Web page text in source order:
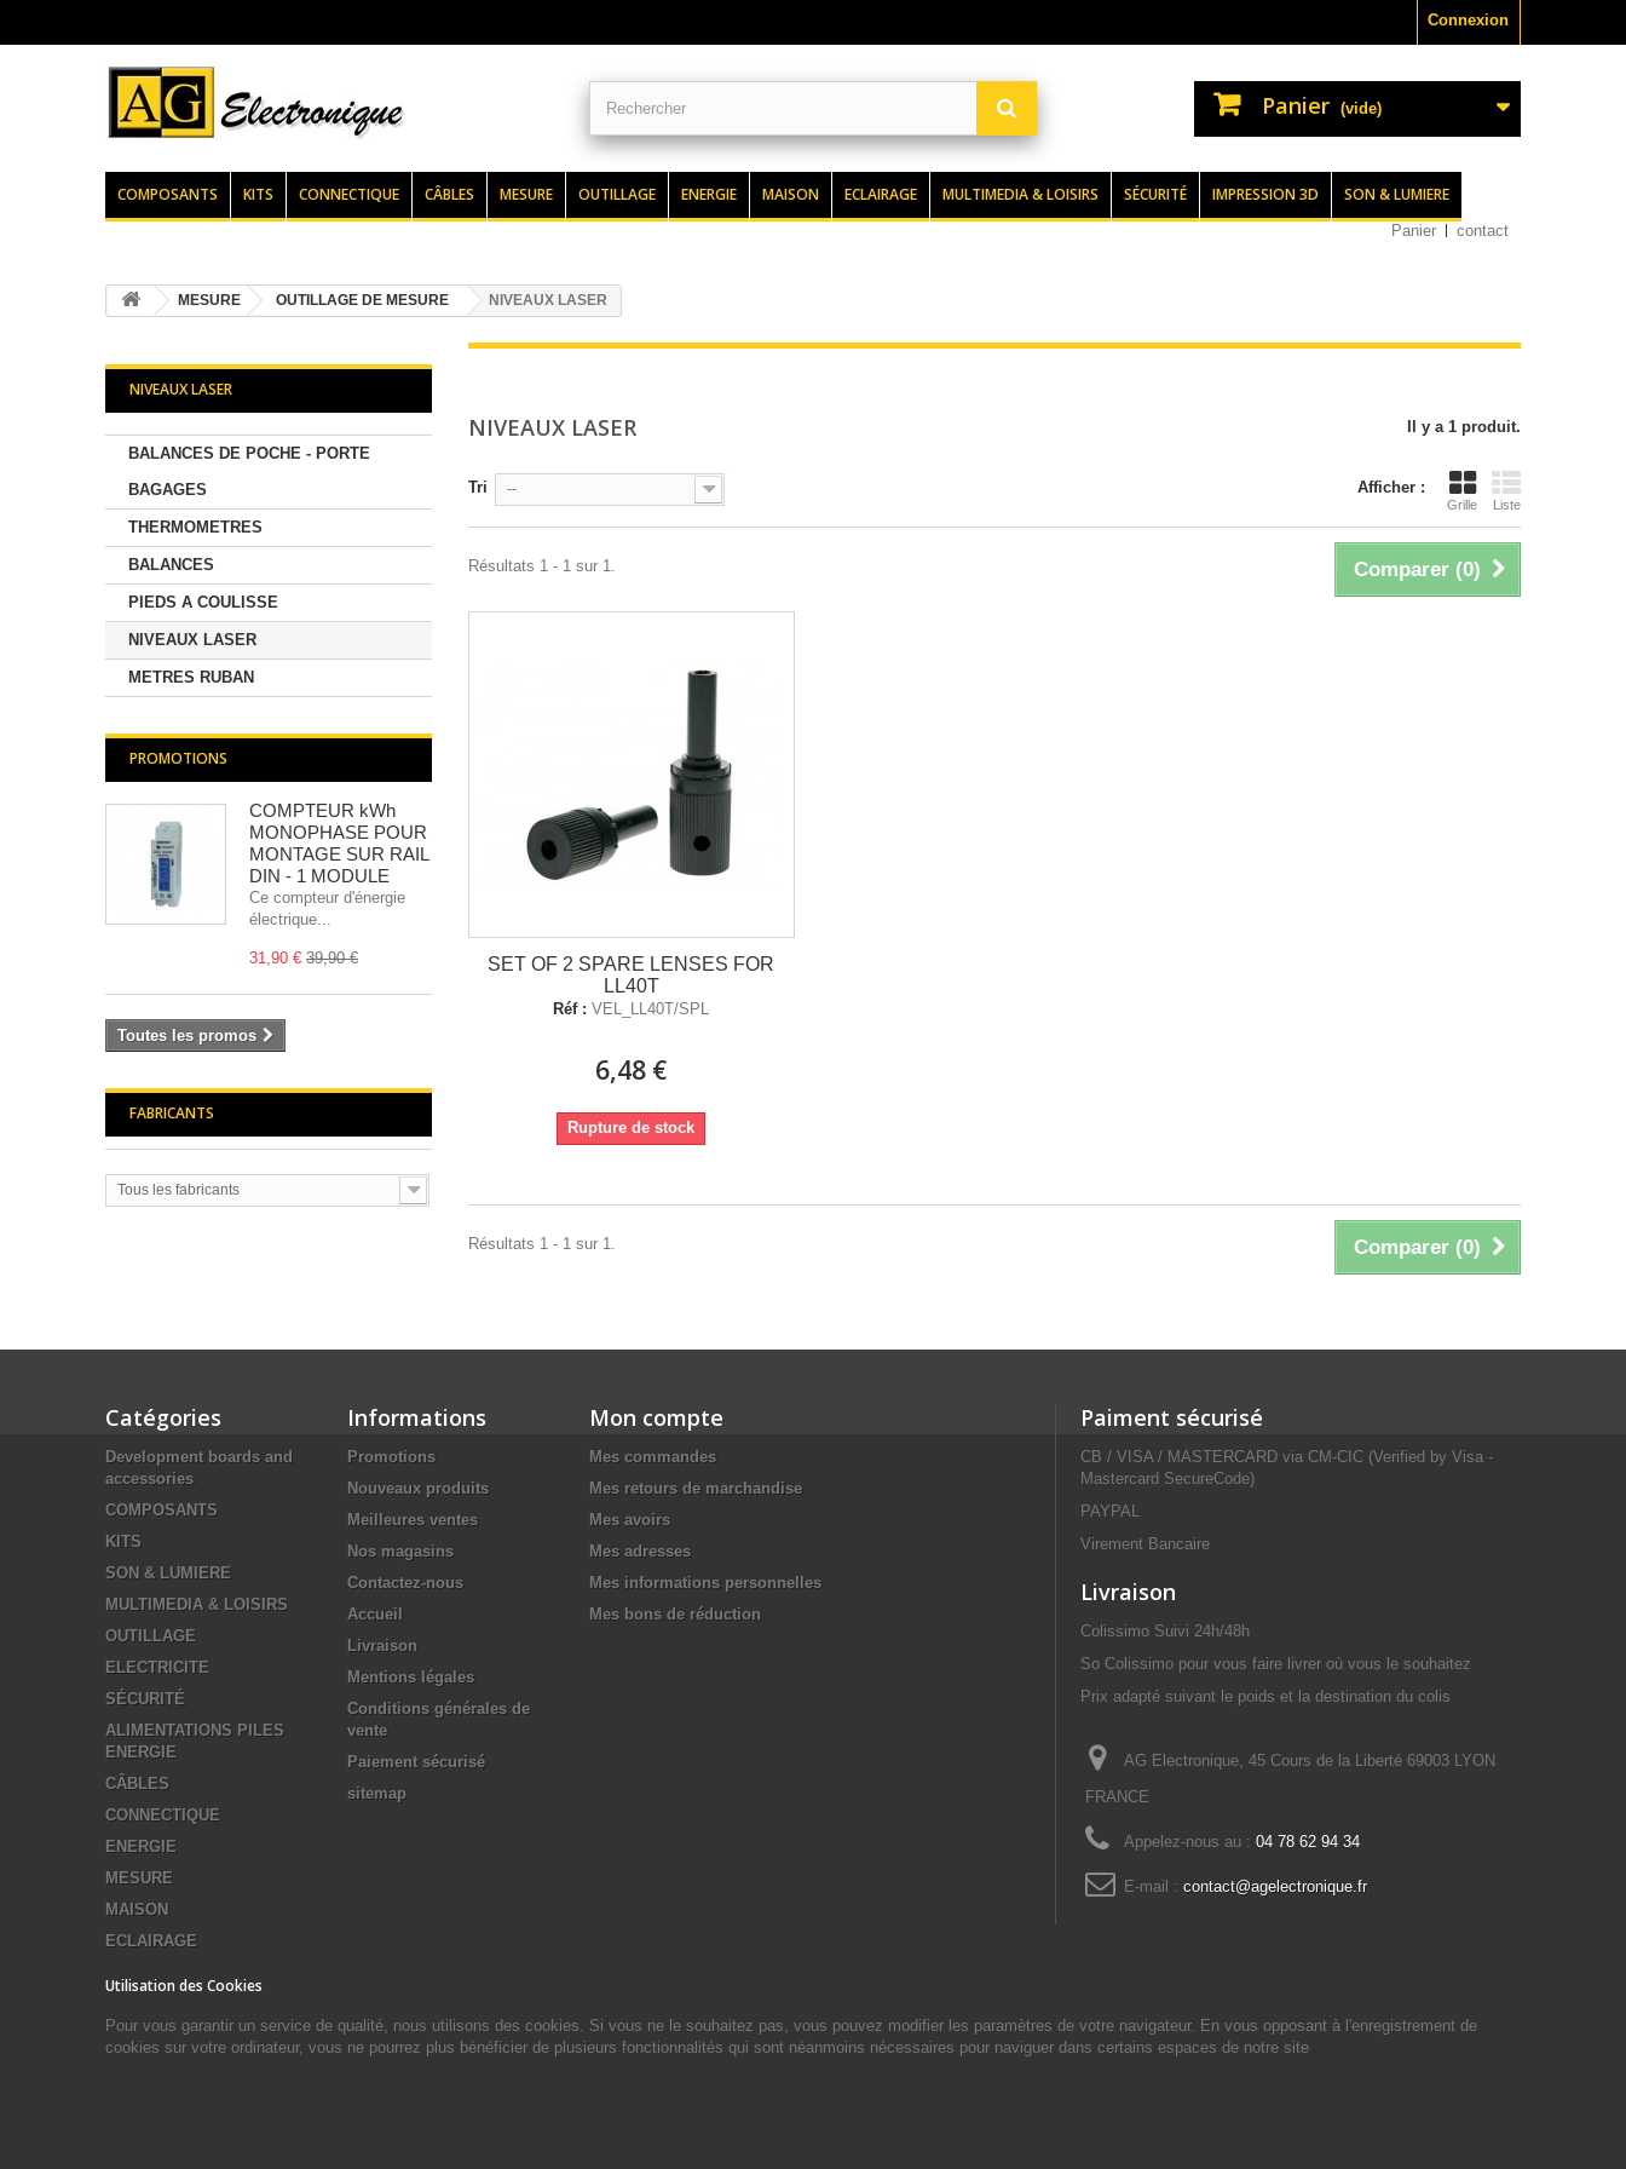
Connexion
Panier (vide)
COMPOSANTS KITS CONNECTIQUE CÂBLES MESURE OUTILLAGE ENERGIE MAISON ECLAIRAGE MULTIMEDIA & LOISIRS SÉCURITÉ IMPRESSION 3D SON & LUMIERE
Panier contact
MESURE OUTILLAGE DE MESURE NIVEAUX LASER
NIVEAUX LASER
BALANCES DE POCHE - PORTE
BAGAGES
THERMOMETRES
BALANCES
PIEDS A COULISSE
NIVEAUX LASER
METRES RUBAN
PROMOTIONS
COMPTEUR kWh
MONOPHASE POUR
MONTAGE SUR RAIL
DIN - 1 MODULE
Ce compteur d'énergie
électrique...
31,90 € 39,90 €
Toutes les promos
FABRICANTS
Tous les fabricants
NIVEAUX LASER Il y a 1 produit.
Afficher :
Grille Liste
Tri --
Comparer (0)
Résultats 1 - 1 sur 1.
SET OF 2 SPARE LENSES FOR
LL40T
Réf : VEL_LL40T/SPL
6,48 €
Rupture de stock
Comparer (0)
Résultats 1 - 1 sur 1.
Catégories
Development boards and
accessories
COMPOSANTS
KITS
SON & LUMIERE
MULTIMEDIA & LOISIRS
OUTILLAGE
ELECTRICITE
SÉCURITÉ
ALIMENTATIONS PILES
ENERGIE
CÂBLES
CONNECTIQUE
ENERGIE
MESURE
MAISON
ECLAIRAGE
Informations
Promotions
Nouveaux produits
Meilleures ventes
Nos magasins
Contactez-nous
Accueil
Livraison
Mentions légales
Conditions générales de
vente
Paiement sécurisé
sitemap
Mon compte
Mes commandes
Mes retours de marchandise
Mes avoirs
Mes adresses
Mes informations personnelles
Mes bons de réduction
Paiment sécurisé
CB / VISA / MASTERCARD via CM-CIC (Verified by Visa -
Mastercard SecureCode)
PAYPAL
Virement Bancaire
Livraison
Colissimo Suivi 24h/48h
So Colissimo pour vous faire livrer où vous le souhaitez
Prix adapté suivant le poids et la destination du colis
AG Electronique, 45 Cours de la Liberté 69003 LYON
FRANCE
Appelez-nous au : 04 78 62 94 34
E-mail : contact@agelectronique.fr
Utilisation des Cookies
Pour vous garantir un service de qualité, nous utilisons des cookies. Si vous ne le souhaitez pas, vous pouvez modifier les paramètres de votre navigateur. En vous opposant à l'enregistrement de
cookies sur votre ordinateur, vous ne pourrez plus bénéficier de plusieurs fonctionnalités qui sont néanmoins nécessaires pour naviguer dans certains espaces de notre site